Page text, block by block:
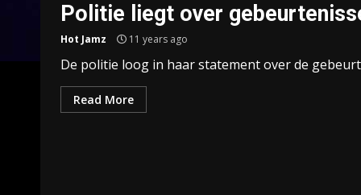
Politie liegt over
Hot Jamz 11 years ago
De politie loog in haar statement over de
Read More